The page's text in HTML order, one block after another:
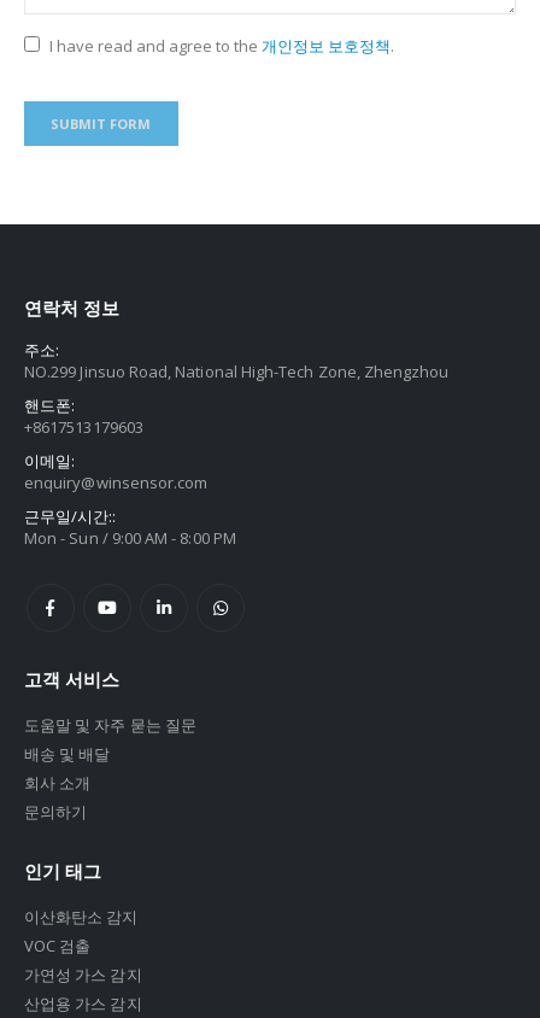
I have read and agree to the 개인정보 보호정책.
연락처 정보
주소:
NO.299 Jinsuo Road, National High-Tech Zone, Zhengzhou
핸드폰:
+8617513179603
이메일:
enquiry@winsensor.com
근무일/시간::
Mon - Sun / 9:00 AM - 8:00 PM
고객 서비스
도움말 및 자주 묻는 질문
배송 및 배달
회사 소개
문의하기
인기 태그
이산화탄소 감지
VOC 검출
가연성 가스 감지
산업용 가스 감지